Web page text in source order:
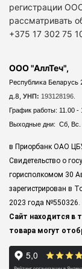
регистрации
рассматривать
+375 17 302 75
ООО "АллТеч",
Республика
д.8, УНП: 193128196.
График работы: 11.00
Выходные дни: Сб, Вс.
в Приорбанк ОАО
Свидетельство о
горисполкомом 30
зарегистрирован в
2023 года №550326.
Сайт находится в
товара могут